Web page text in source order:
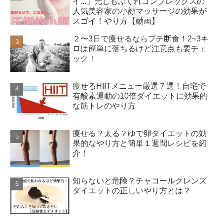
人気美容家の小顔マッサージの効果が
スゴイ！やり方【動画】
２〜3日で痩せるならプチ断食！2~3キ
ロは簡単に落ちるけど注意点も要チェ
ック！
痩せるHIITメニュー厳選７選！自宅で
有酸素運動の10倍ダイエットに効果的
な筋トレのやり方
痩せる？太る？ゆで卵ダイエットの効
果的なやり方と簡単１週間レシピを紹
介！
知らないと危険？チャコールクレンズ
ダイエットの正しいやり方とは？